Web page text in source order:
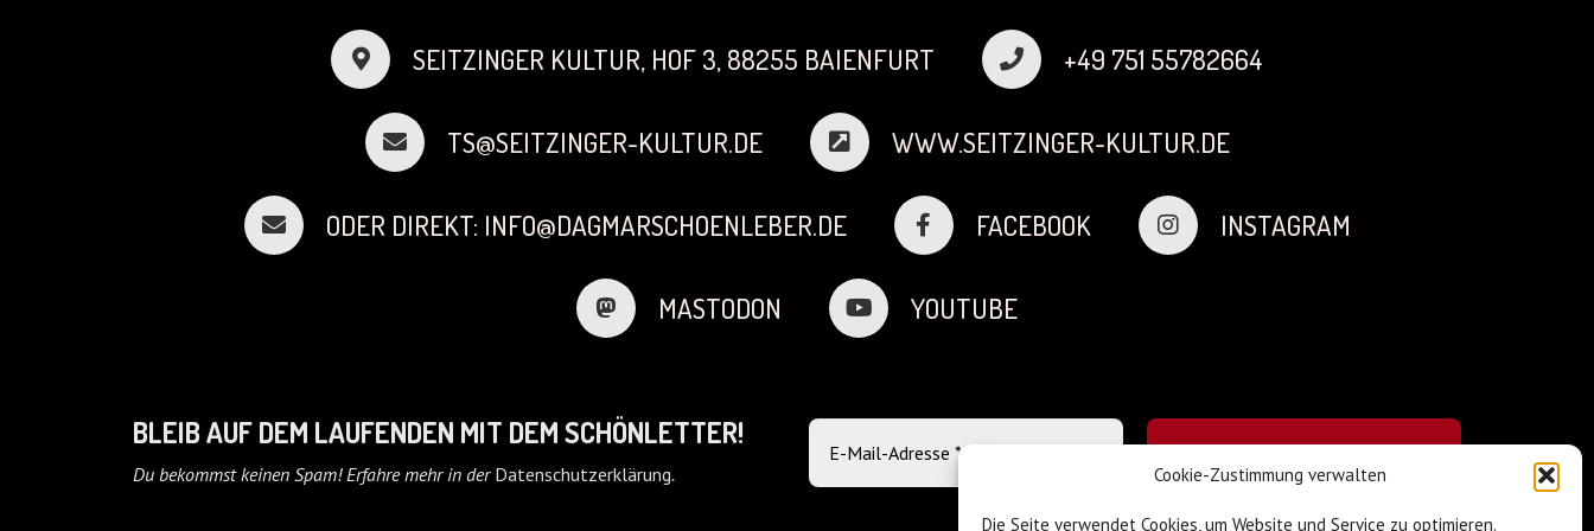
Cookie-Zustimmung verwalten
Die Seite verwendet Cookies, um Website und Service zu optimieren.
SEITZINGER KULTUR, HOF 3, 88255 BAIENFURT +49 751 55782664
TS@SEITZINGER-KULTUR.DE WWW.SEITZINGER-KULTUR.DE
ODER DIREKT: INFO@DAGMARSCHOENLEBER.DE FACEBOOK INSTAGRAM
MASTODON YOUTUBE
BLEIB AUF DEM LAUFENDEN MIT DEM SCHÖNLETTER!
Du bekommst keinen Spam! Erfahre mehr in der Datenschutzerklärung.